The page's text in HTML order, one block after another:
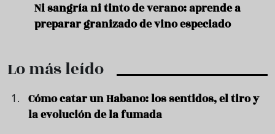
Ni sangría ni tinto de verano: aprende a
preparar granizado de vino especiado
Lo más leído
Cómo catar un Habano: los sentidos, el tiro y
la evolución de la fumada